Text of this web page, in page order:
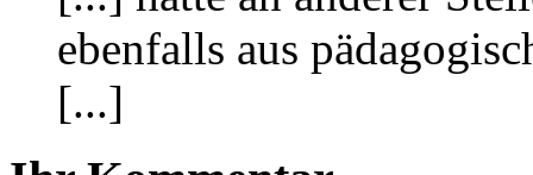
ebenfalls aus
[...]